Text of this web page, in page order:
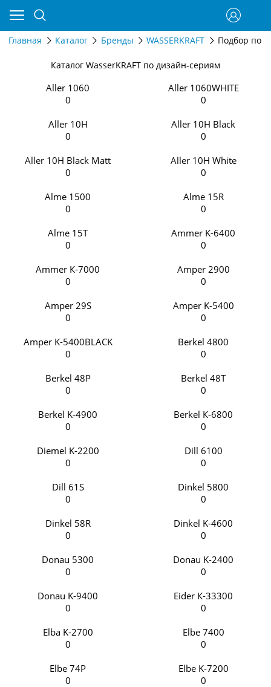
Главная Каталог Бренды WASSERKRAFT Подбор по
Каталог WasserKRAFT по дизайн-сериям
Aller 1060
0
Aller 1060WHITE
0
Aller 10H
0
Aller 10H Black
0
Aller 10H Black Matt
0
Aller 10H White
0
Alme 1500
0
Alme 15R
0
Alme 15T
0
Ammer K-6400
0
Ammer К-7000
0
Amper 2900
0
Amper 29S
0
Amper K-5400
0
Amper K-5400BLACK
0
Berkel 4800
0
Berkel 48P
0
Berkel 48T
0
Berkel K-4900
0
Berkel К-6800
0
Diemel K-2200
0
Dill 6100
0
Dill 61S
0
Dinkel 5800
0
Dinkel 58R
0
Dinkel K-4600
0
Donau 5300
0
Donau K-2400
0
Donau K-9400
0
Eider К-33300
0
Elba K-2700
0
Elbe 7400
0
Elbe 74P
0
Elbe K-7200
0